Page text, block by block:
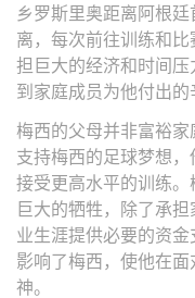
乡罗斯里奥距离阿根
离，每次前往训练和
担巨大的经济和时间
到家庭成员为他付出的
梅西的父母并非富裕
支持梅西的足球梦想
接受更高水平的训练
巨大的牺牲，除了承
业生涯提供必要的资
影响了梅西，使他在
神。